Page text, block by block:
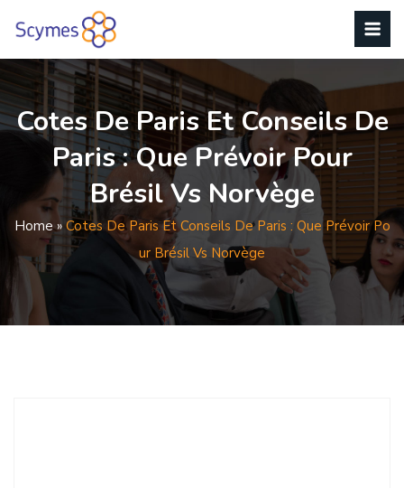
Cotes De Paris Et Conseils De
Paris : Que Prévoir Pour
Brésil Vs Norvège
Home» Cotes De Paris Et Conseils De Paris : Que Prévoir Po
Ur Brésil Vs Norvège